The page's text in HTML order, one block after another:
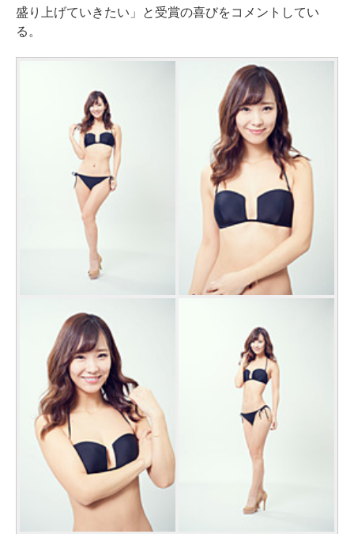
盛り上げていきたい」と受賞の喜びをコメントしてい
る。